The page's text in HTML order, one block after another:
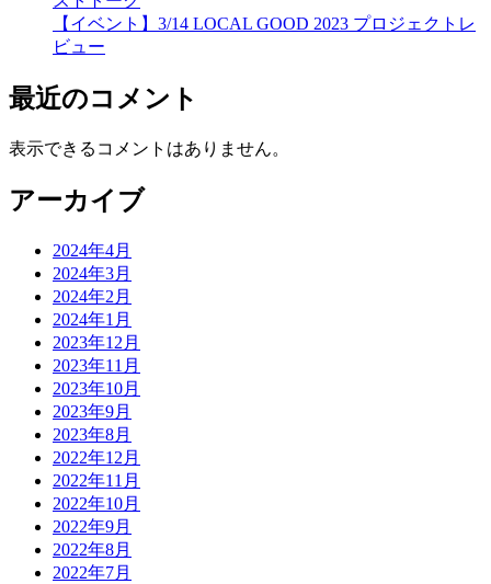
【イベント】3/14 LOCAL GOOD 2023 プロジェクトレ
ビュー
最近のコメント
表示できるコメントはありません。
アーカイブ
2024年4月
2024年3月
2024年2月
2024年1月
2023年12月
2023年11月
2023年10月
2023年9月
2023年8月
2022年12月
2022年11月
2022年10月
2022年9月
2022年8月
2022年7月